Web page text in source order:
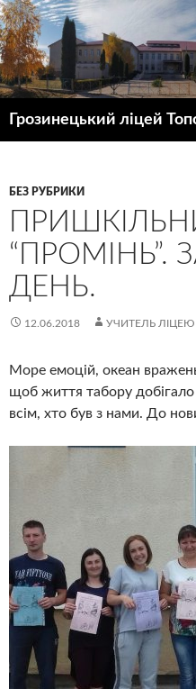
БЕЗ РУБРИКИ
ДЕНЬ.
12.06.2018 УЧИТЕЛЬ ЛІЦЕЮ
Море емоцій, океан
щоб життя табору
всім, хто був з нами. До